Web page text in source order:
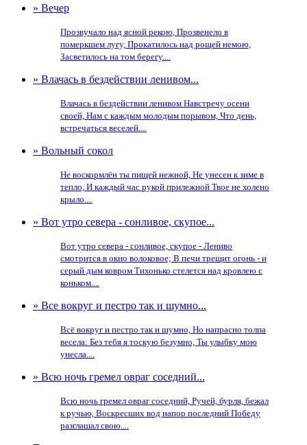
» Вечер
Прозвучало над ясной рекою, Прозвенело в
померкшем лугу, Прокатилось над рощей немою,
Засветилось на том берегу....
» Влачась в бездействии ленивом...
Влачась в бездействии ленивом Навстречу осени
своей, Нам с каждым молодым порывом, Что день,
встречаться веселей....
» Вольный сокол
Не воскормлён ты пищей нежной, Не унесен к зиме в
тепло, И каждый час рукой прилежной Твое не холено
крыло....
» Вот утро севера - сонливое, скупое...
Вот утро севера - сонливое, скупое - Лениво
смотрится в окно волоковое; В печи трещит огонь - и
серый дым ковром Тихонько стелется над кровлею с
коньком....
» Все вокруг и пестро так и шумно...
Всё вокруг и пестро так и шумно, Но напрасно толпа
весела: Без тебя я тоскую безумно, Ты улыбку мою
унесла....
» Всю ночь гремел овраг соседний...
Всю ночь гремел овраг соседний, Ручей, бурля, бежал
к ручью, Воскресших вод напор последний Победу
разглашал свою....